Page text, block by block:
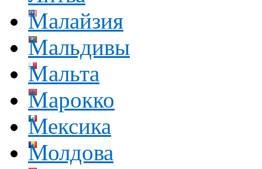
Малайзия
Мальдивы
Мальта
Марокко
Мексика
Молдова